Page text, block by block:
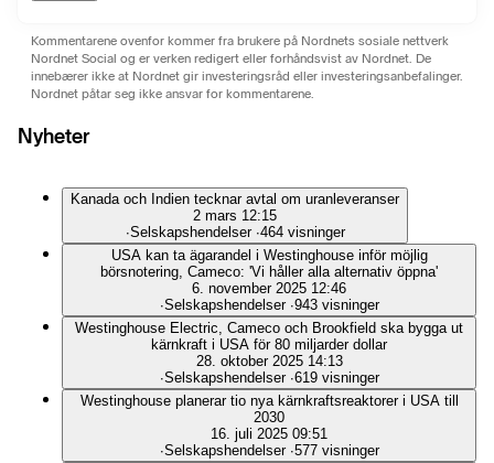
Kommentarene ovenfor kommer fra brukere på Nordnets sosiale nettverk
Nordnet Social og er verken redigert eller forhåndsvist av Nordnet. De
innebærer ikke at Nordnet gir investeringsråd eller investeringsanbefalinger.
Nordnet påtar seg ikke ansvar for kommentarene.
Nyheter
Kanada och Indien tecknar avtal om uranleveranser
2 mars 12:15
∙Selskapshendelser ∙464 visninger
USA kan ta ägarandel i Westinghouse inför möjlig
börsnotering, Cameco: 'Vi håller alla alternativ öppna'
6. november 2025 12:46
∙Selskapshendelser ∙943 visninger
Westinghouse Electric, Cameco och Brookfield ska bygga ut
kärnkraft i USA för 80 miljarder dollar
28. oktober 2025 14:13
∙Selskapshendelser ∙619 visninger
Westinghouse planerar tio nya kärnkraftsreaktorer i USA till
2030
16. juli 2025 09:51
∙Selskapshendelser ∙577 visninger